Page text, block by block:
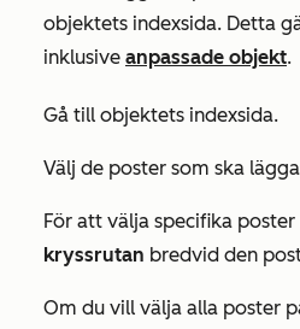
objektets indexsida. Detta
inklusive anpassade objekt.
Gå till objektets indexsida.
Välj de poster som ska
För att välja specifika
kryssrutan bredvid den
Om du vill välja alla poster